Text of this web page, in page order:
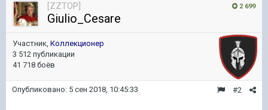
2 699
[ZZTOP]
Giulio_Cesare
Участник, Коллекционер
3 512 публикации
41 718 боёв
#2
Опубликовано: 5 сен 2018, 10:45:33